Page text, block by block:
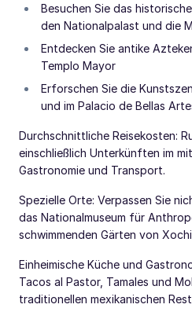
Besuchen Sie das
den Nationalpalast und die
Entdecken Sie antike
Templo Mayor
Erforschen Sie die
und im Palacio de Bellas
Durchschnittliche Reisekosten:
einschließlich Unterkünften im
Gastronomie und Transport.
Spezielle Orte: Verpassen Sie
das Nationalmuseum für
schwimmenden Gärten von
Einheimische Küche und
Tacos al Pastor, Tamales und
traditionellen mexikanischen